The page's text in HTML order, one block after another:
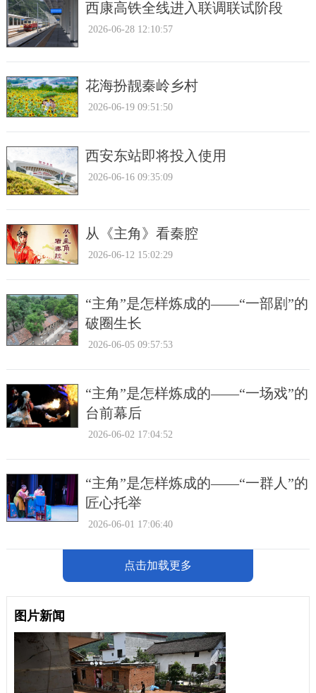
西康高铁全线进入联调联试阶段
2026-06-28 12:10:57
花海扮靓秦岭乡村
2026-06-19 09:51:50
西安东站即将投入使用
2026-06-16 09:35:09
从《主角》看秦腔
2026-06-12 15:02:29
“主角”是怎样炼成的——“一部剧”的
破圈生长
2026-06-05 09:57:53
“主角”是怎样炼成的——“一场戏”的
台前幕后
2026-06-02 17:04:52
“主角”是怎样炼成的——“一群人”的
匠心托举
2026-06-01 17:06:40
点击加载更多